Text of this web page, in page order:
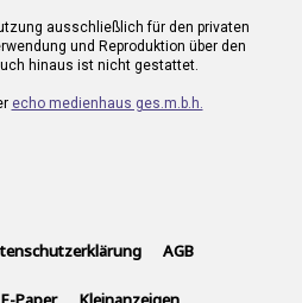
ausschließlich für den privaten
und Reproduktion über den
hinaus ist nicht gestattet.
echo medienhaus ges.m.b.h.
AGB